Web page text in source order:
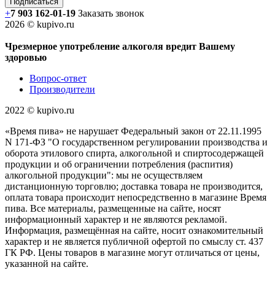
+7 903 162-01-19 Заказать звонок
2026 © kupivo.ru
Чрезмерное употребление алкоголя вредит Вашему
здоровью
Вопрос-ответ
Производители
2022 ©️ kupivo.ru
«Время пива» не нарушает Федеральный закон от 22.11.1995
N 171-ФЗ "О государственном регулировании производства и
оборота этилового спирта, алкогольной и спиртосодержащей
продукции и об ограничении потребления (распития)
алкогольной продукции": мы не осуществляем
дистанционную торговлю; доставка товара не производится,
оплата товара происходит непосредственно в магазине Время
пива. Все материалы, размещенные на сайте, носят
информационный характер и не являются рекламой.
Информация, размещённая на сайте, носит ознакомительный
характер и не является публичной офертой по смыслу ст. 437
ГК РФ. Цены товаров в магазине могут отличаться от цены,
указанной на сайте.